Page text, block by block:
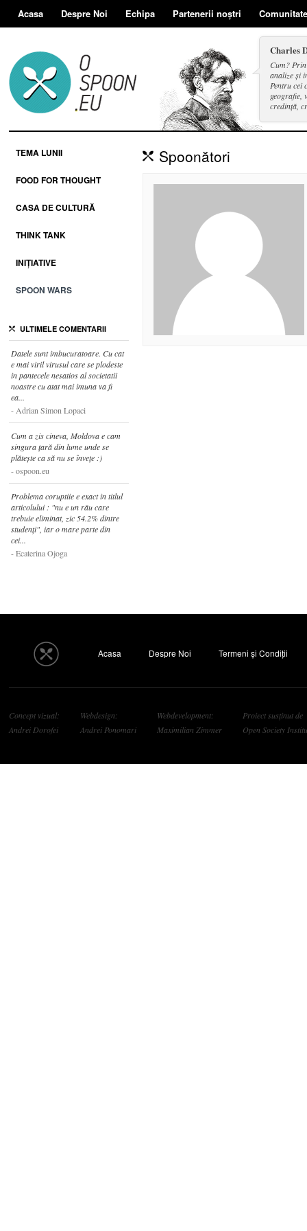
Acasa Despre Noi Echipa Partenerii noștri
Charles
Cum?
analize și
Pentru cei
geografie,
credință,
TEMA LUNII
FOOD FOR THOUGHT
CASA DE CULTURĂ
THINK TANK
INIȚIATIVE
SPOON WARS
ULTIMELE COMENTARII
Datele sunt imbucuratoare. Cu cat
e mai viril virusul care se plodeste
in pantecele nesatios al societatii
noastre cu atat mai imuna va fi
ea...
Adrian Simon Lopaci
Cum a zis cineva, Moldova e cam
singura țară din lume unde se
plătește ca să nu se învețe :)
ospoon.eu
Problema coruptiie e exact in titlul
articolului : "nu e un rău care
trebuie eliminat, zic 54.2% dintre
studenți", iar o mare parte din
cei...
Ecaterina Ojoga
Spoonători
Acasa Despre Noi Termeni și Condiții
Concept vizual:
Andrei Dorofei
Webdesign:
Andrei Ponomari
Webdevelopment:
Maximilian Zimmer
Proiect susținut de
Open Society